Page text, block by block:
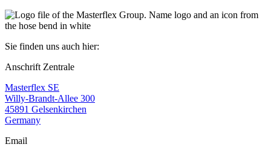
Sie finden uns auch hier:
Anschrift Zentrale
Masterflex SE
Willy-Brandt-Allee 300
45891 Gelsenkirchen
Germany
Email